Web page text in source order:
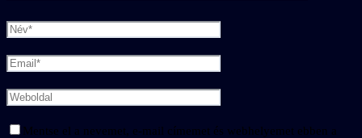
Mentse el a nevemet, e-mail címemet és webhelyemet ebben a